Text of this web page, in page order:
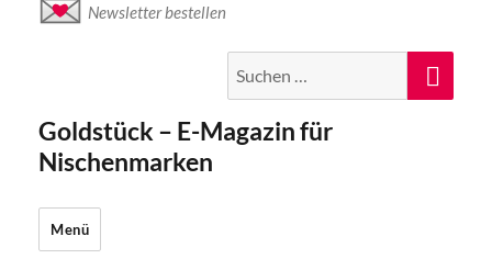
Newsletter bestellen
nach:
Goldstück – E-Magazin für
Nischenmarken
Menü